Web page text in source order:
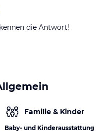
die Antwort!
Familie & Kinder
Baby- und Kinderausstattung